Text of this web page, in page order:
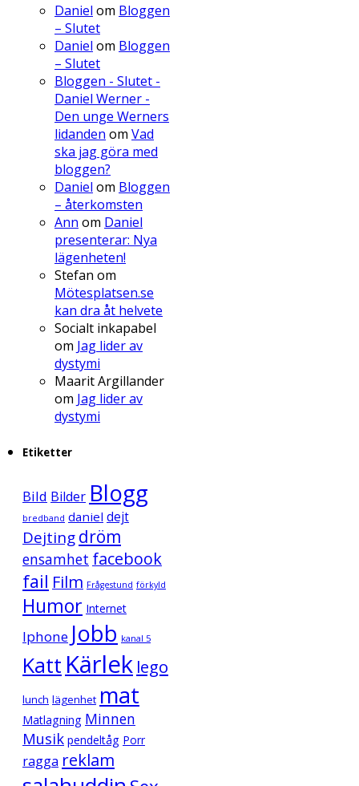
Daniel om Bloggen
– Slutet
Daniel om Bloggen
– Slutet
Bloggen - Slutet -
Daniel Werner -
Den unge Werners
lidanden om Vad
ska jag göra med
bloggen?
Daniel om Bloggen
– återkomsten
Ann om Daniel
presenterar: Nya
lägenheten!
Stefan om
Mötesplatsen.se
kan dra åt helvete
Socialt inkapabel
om Jag lider av
dystymi
Maarit Argillander
om Jag lider av
dystymi
Etiketter
Bild Bilder Blogg
bredband daniel dejt
Dejtingdröm
ensamhet facebook
fail Film Frågestund förkyld
Humor Internet
Iphone Jobb kanal 5
Katt Kärlek lego
lunch lägenhet mat
Matlagning Minnen
Musik pendeltåg Porr
ragga reklam